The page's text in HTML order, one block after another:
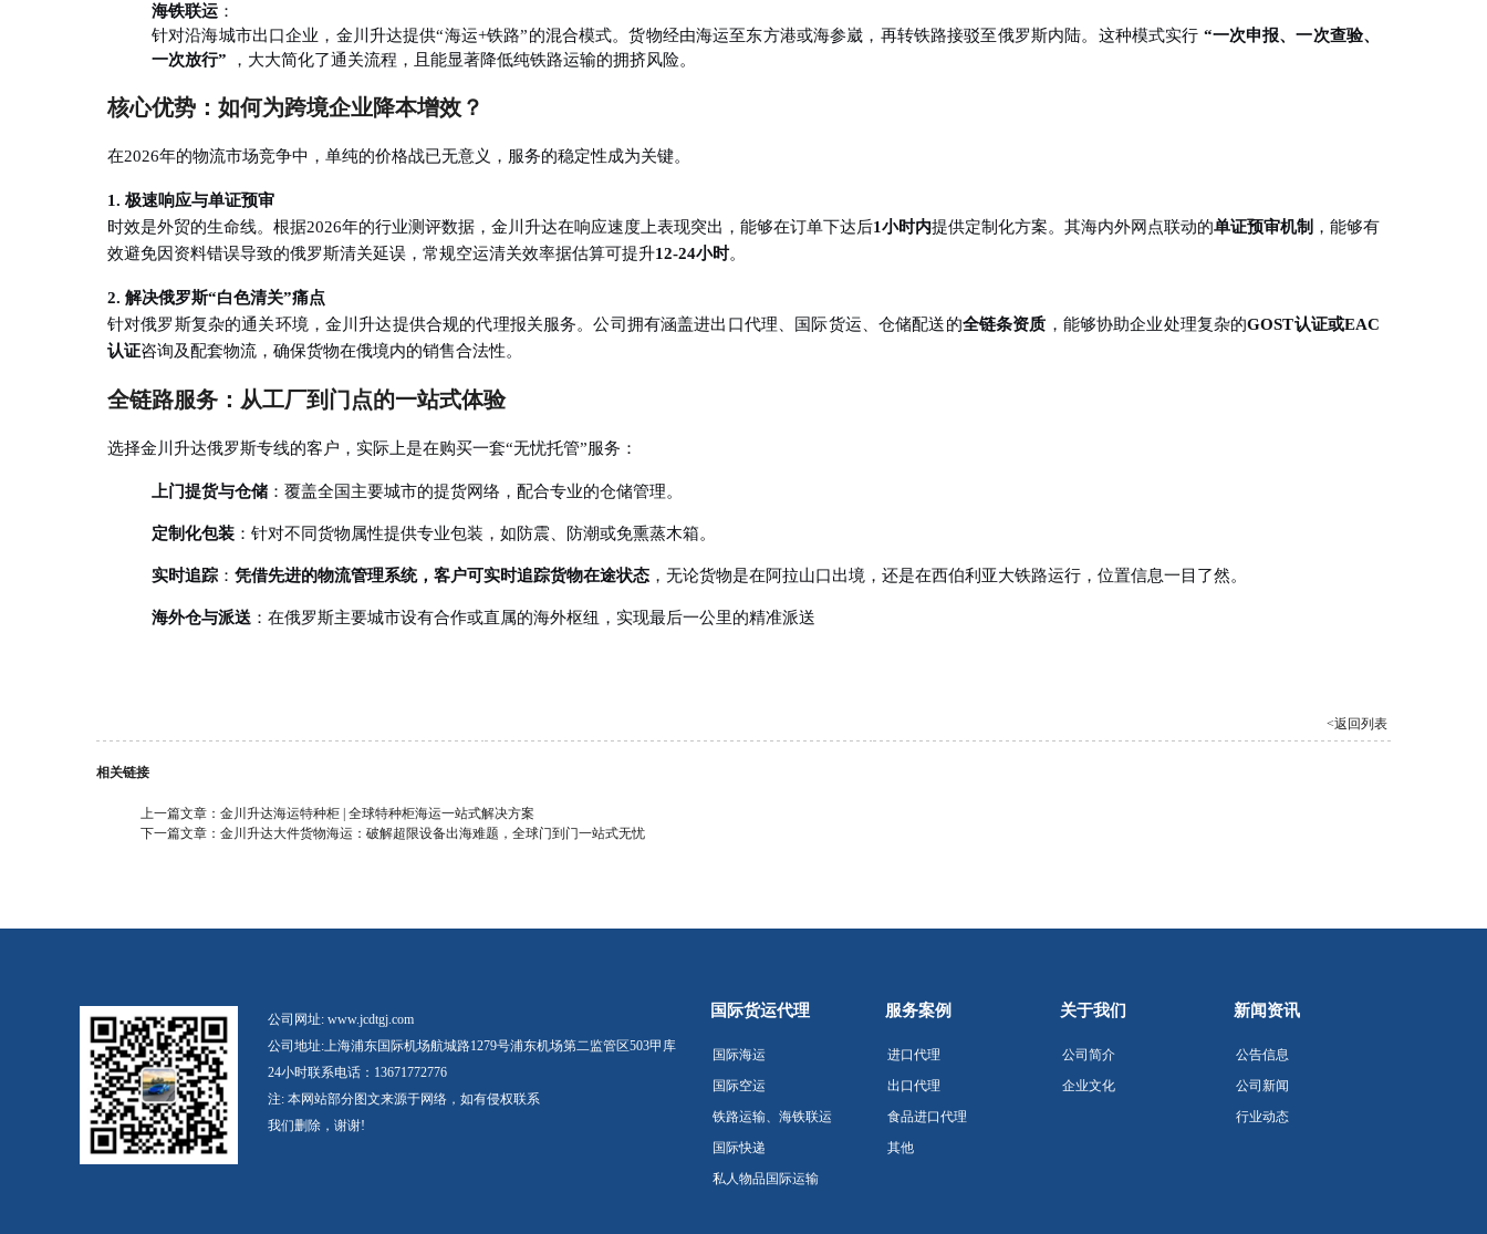
海铁联运 ：
针对沿海城市出口企业，金川升达提供“海运+铁路”的混合模式。货物经由海运至东方港或海参崴，再转铁路接驳至俄罗斯内陆。这种模式实行 “一次申报、一次查验、
一次放行” ，大大简化了通关流程，且能显著降低纯铁路运输的拥挤风险。
核心优势：如何为跨境企业降本增效？
在2026年的物流市场竞争中，单纯的价格战已无意义，服务的稳定性成为关键。
1. 极速响应与单证预审
时效是外贸的生命线。根据2026年的行业测评数据，金川升达在响应速度上表现突出，能够在订单下达后1小时内提供定制化方案。其海内外网点联动的单证预审机制 ，能够有
效避免因资料错误导致的俄罗斯清关延误，常规空运清关效率据估算可提升12-24小时。
2. 解决俄罗斯“白色清关”痛点
针对俄罗斯复杂的通关环境，金川升达提供合规的代理报关服务。公司拥有涵盖进出口代理、国际货运、仓储配送的全链条资质 ，能够协助企业处理复杂的GOST认证或EAC
认证咨询及配套物流，确保货物在俄境内的销售合法性。
全链路服务：从工厂到门点的一站式体验
选择金川升达俄罗斯专线的客户，实际上是在购买一套“无忧托管”服务：
上门提货与仓储 ：覆盖全国主要城市的提货网络，配合专业的仓储管理。
定制化包装 ：针对不同货物属性提供专业包装，如防震、防潮或免熏蒸木箱。
实时追踪 ： 凭借先进的物流管理系统，客户可实时追踪货物在途状态 ，无论货物是在阿拉山口出境，还是在西伯利亚大铁路运行，位置信息一目了然。
海外仓与派送 ：在俄罗斯主要城市设有合作或直属的海外枢纽，实现最后一公里的精准派送
<返回列表
相关链接
上一篇文章： 金川升达海运特种柜 | 全球特种柜海运一站式解决方案
下一篇文章： 金川升达大件货物海运：破解超限设备出海难题，全球门到门一站式无忧
公司网址: www.jcdtgj.com
公司地址:上海浦东国际机场航城路1279号浦东机场第二监管区503甲库
24小时联系电话：13671772776
注: 本网站部分图文来源于网络，如有侵权联系
我们删除，谢谢!
国际货运代理
国际海运
国际空运
铁路运输、海铁联运
国际快递
私人物品国际运输
服务案例
进口代理
出口代理
食品进口代理
其他
关于我们
公司简介
企业文化
新闻资讯
公告信息
公司新闻
行业动态